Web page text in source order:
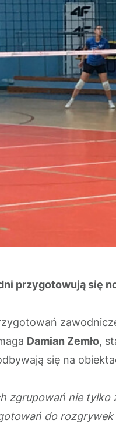
przygotowują się
Damian Zemło,
się na
zgrupowań nie tylko
do